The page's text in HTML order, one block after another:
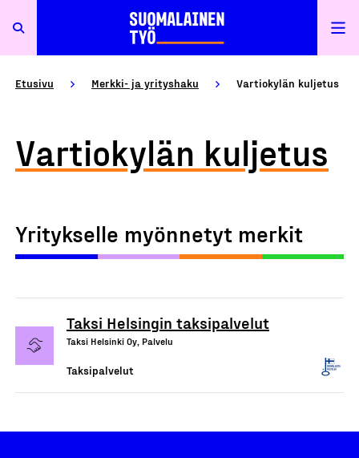
Etusivu Merkki- ja yrityshaku Vartiokylän kuljetus
Vartiokylän kuljetus
Yritykselle myönnetyt merkit
Taksi Helsingin taksipalvelut
Taksi Helsinki Oy, Palvelu
Taksipalvelut